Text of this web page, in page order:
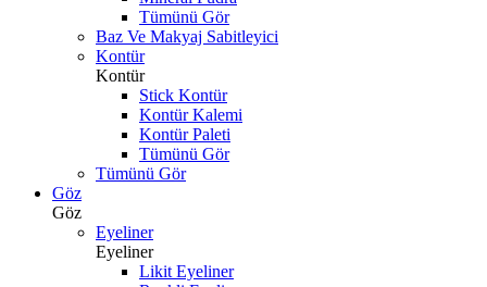
Tümünü Gör
Baz Ve Makyaj Sabitleyici
Kontür
Kontür
Stick Kontür
Kontür Kalemi
Kontür Paleti
Tümünü Gör
Tümünü Gör
Göz
Göz
Eyeliner
Eyeliner
Likit Eyeliner